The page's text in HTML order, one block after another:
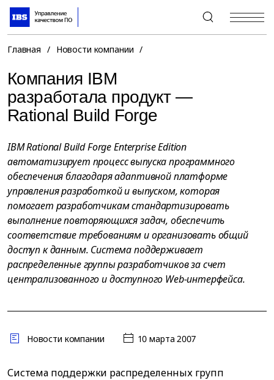
+7 (495) 967-80-80
Главная / Новости компании /
Компания IBM
разработала продукт —
Rational Build Forge
IBM Rational Build Forge Enterprise Edition
автоматизирует процесс выпуска программного
обеспечения благодаря адаптивной платформе
управления разработкой и выпуском, которая
помогает разработчикам стандартизировать
выполнение повторяющихся задач, обеспечить
соответствие требованиям и организовать общий
доступ к данным. Система поддерживает
распределенные группы разработчиков за счет
централизованного и доступного Web-интерфейса.
Новости компании 10 марта 2007
Система поддержки распределенных групп